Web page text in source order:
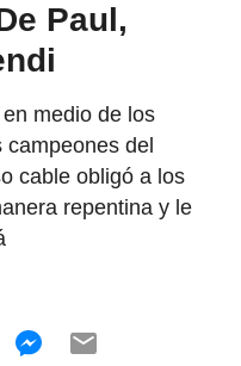
Paul,
medio de los
del
cable obligó a los
repentina y le